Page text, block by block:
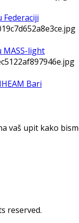
MASS-light
Bari
vaš upit kako
reserved.